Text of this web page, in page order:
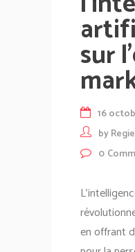
sur
16
by
0
en offrant